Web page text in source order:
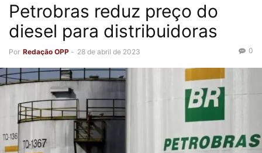
Petrobras reduz preço do
diesel para distribuidoras
Por Redação OPP - 28 de abril de 2023 0